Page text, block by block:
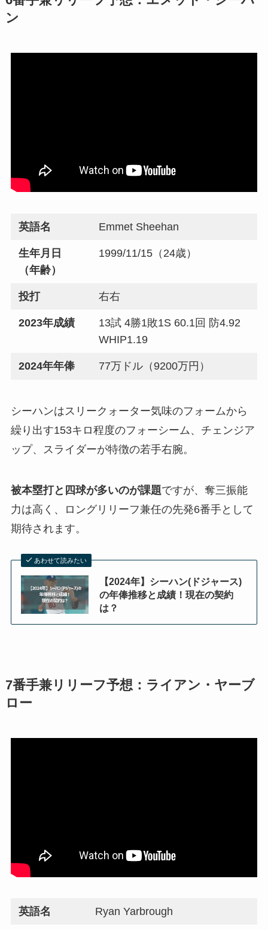
ン
英語名 Emmet Sheehan
生年月日
（年齢）
1999/11/15（24歳）
投打 右右
2023年成績
13試 4勝1敗1S 60.1回 防4.92
WHIP1.19
2024年年俸 77万ドル（9200万円）
シーハンはスリークォーター気味のフォームから
繰り出す153キロ程度のフォーシーム、チェンジア
ップ、スライダーが特徴の若手右腕。
被本塁打と四球が多いのが課題ですが、奪三振能
力は高く、ロングリリーフ兼任の先発6番手として
期待されます。
あわせて読みたい
【2024年】シーハン(ドジャース)
の年俸推移と成績！現在の契約
は？
7番手兼リリーフ予想：ライアン・ヤーブ
ロー
英語名 Ryan Yarbrough